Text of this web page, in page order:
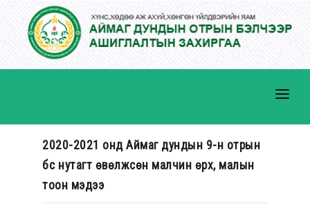
ТАНИЛЦУУЛГА
2020-2021 онд Аймаг дундын 9-н отрын
бүс нутагт өвөлжсөн малчин өрх, малын
тоон мэдээ